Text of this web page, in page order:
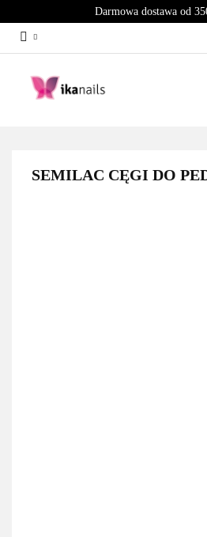
Darmowa dostawa od
SEMILAC CĘGI DO